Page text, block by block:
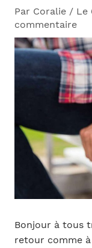
Par Coralie / Le
commentaire
Bonjour à tous
retour comme